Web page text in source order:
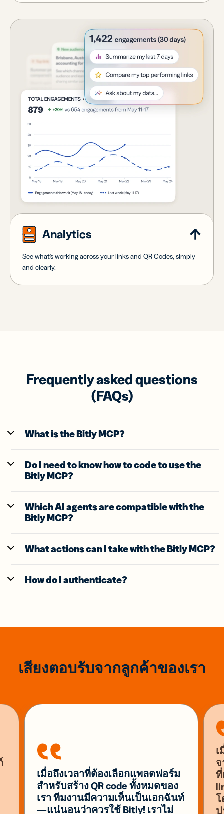
Analytics
See what's working across your links and QR Codes, simply
and clearly.
Frequently asked questions
(FAQs)
What is the Bitly MCP?
Do I need to know how to code to use the
Bitly MCP?
Which AI agents are compatible with the
Bitly MCP?
What actions can I take with the Bitly MCP?
How do I authenticate?
เสียงตอบรับจากลูกค้าของเรา
เมื่อถึงเวลาที่ต้องเลือกแพลตฟอร์ม
สำหรับสร้าง QR code ทั้งหมดของ
เรา ทีมงานมีความเห็นเป็นเอกฉันท์
—แน่นอนว่าควรใช้ Bitly! เราไม่
ที่
โ